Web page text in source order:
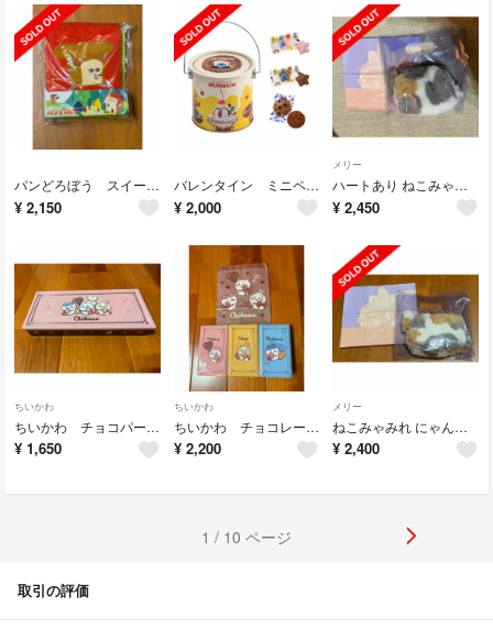
パンどろぼう スイートニットバッグ （バッグのみお菓子なし）
¥ 2,150
バレンタイン ミニペンキ缶（パペットスンスン）
¥ 2,000
メリー
ハートあり ねこみゃみれ にゃんポーチ(パステル三毛) 5個入メリーチョコレート
¥ 2,450
ちいかわ
ちいかわ チョコパーティ缶
¥ 1,650
ちいかわ
ちいかわ チョコレート缶 3個まとめ売り
¥ 2,200
メリー
ねこみゃみれ にゃんポーチ(パステル三毛) 5個入 メリーチョコレート
¥ 2,400
1 / 10 ページ
取引の評価